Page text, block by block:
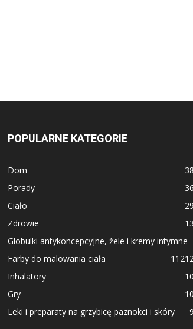
POPULARNE KATEGORIE
Dom
Porady
Ciało
Zdrowie
Globulki antykoncepcyjne, żele i kremy intymne
Farby do malowania ciała
112
Inhalatory
Gry
Leki i preparaty na grzybicę paznokci i skóry